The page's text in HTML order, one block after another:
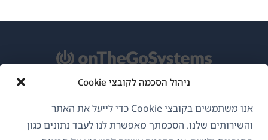
ניהול הסכמה לקובצי Cookie
אנו משתמשים בקובצי Cookie כדי לייעל את האתר
והשירותים שלנו. הסכמתך מאפשרת לנו לעבד נתונים כגון
GDPR ומדיניות פרטיות